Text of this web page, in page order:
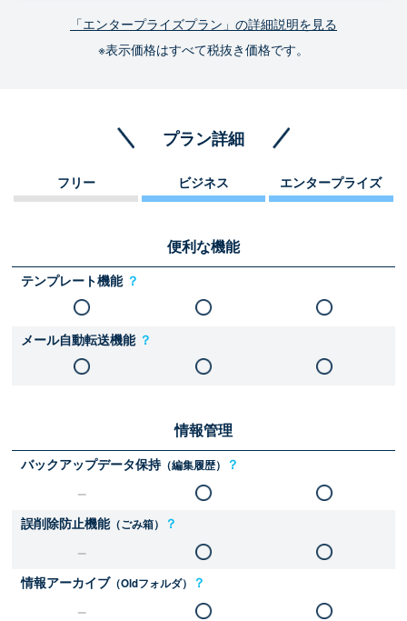
「エンタープライズプラン」の詳細説明を見る
※表示価格はすべて税抜き価格です。
プラン詳細
フリー ビジネス エンタープライズ
便利な機能
テンプレート機能 ？
メール自動転送機能 ？
情報管理
バックアップデータ保持（編集履歴） ？
誤削除防止機能（ごみ箱） ？
情報アーカイブ（Oldフォルダ） ？